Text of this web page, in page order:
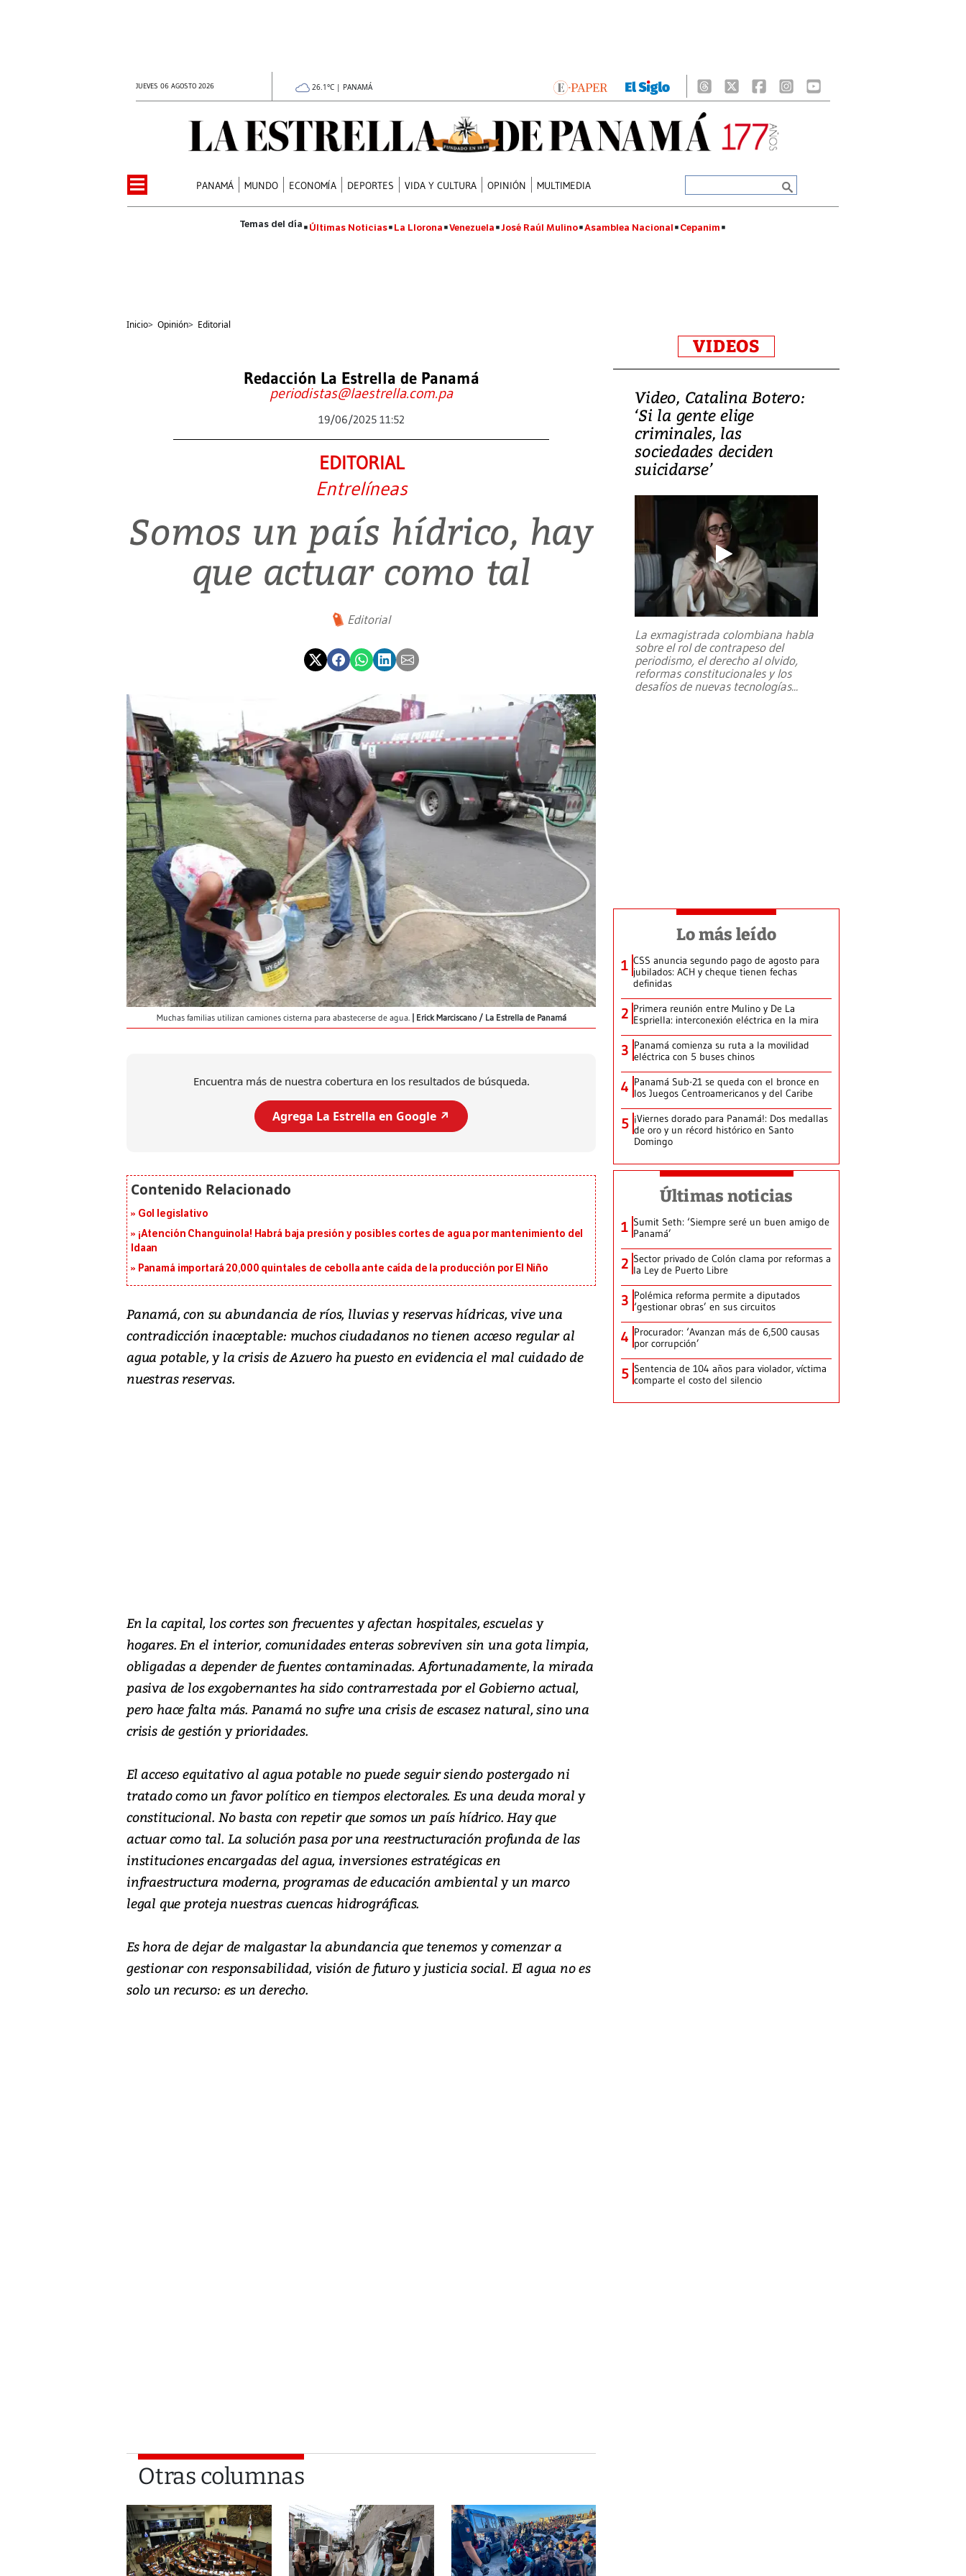
JUEVES 06 AGOSTO 2026 26.1°C | PANAMÁ
PANAMÁ MUNDO ECONOMÍA DEPORTES VIDA Y CULTURA OPINIÓN MULTIMEDIA
Últimas Noticias La Llorona Venezuela José Raúl Mulino Asamblea Nacional Cepanim
Inicio> Opinión> Editorial
Redacción La Estrella de Panamá
periodistas@laestrella.com.pa
19/06/2025 11:52
EDITORIAL
Entrelíneas
Somos un país hídrico, hay
que actuar como tal
Editorial
Muchas familias utilizan camiones cisterna para abastecerse de agua. Erick Marciscano / La Estrella de Panamá
Encuentra más de nuestra cobertura en los resultados de búsqueda.
Agrega La Estrella en Google ↗️
Gol legislativo
¡Atención Changuinola! Habrá baja presión y posibles cortes de agua por mantenimiento del
Idaan
Panamá importará 20,000 quintales de cebolla ante caída de la producción por El Niño
Panamá, con su abundancia de ríos, lluvias y reservas hídricas, vive una
contradicción inaceptable: muchos ciudadanos no tienen acceso regular al
agua potable, y la crisis de Azuero ha puesto en evidencia el mal cuidado de
nuestras reservas.
En la capital, los cortes son frecuentes y afectan hospitales, escuelas y
hogares. En el interior, comunidades enteras sobreviven sin una gota limpia,
obligadas a depender de fuentes contaminadas. Afortunadamente, la mirada
pasiva de los exgobernantes ha sido contrarrestada por el Gobierno actual,
pero hace falta más. Panamá no sufre una crisis de escasez natural, sino una
crisis de gestión y prioridades.
El acceso equitativo al agua potable no puede seguir siendo postergado ni
tratado como un favor político en tiempos electorales. Es una deuda moral y
constitucional. No basta con repetir que somos un país hídrico. Hay que
actuar como tal. La solución pasa por una reestructuración profunda de las
instituciones encargadas del agua, inversiones estratégicas en
infraestructura moderna, programas de educación ambiental y un marco
legal que proteja nuestras cuencas hidrográficas.
Es hora de dejar de malgastar la abundancia que tenemos y comenzar a
gestionar con responsabilidad, visión de futuro y justicia social. El agua no es
solo un recurso: es un derecho.
Otras columnas
VIDEOS
Video, Catalina Botero:
‘Si la gente elige
criminales, las
sociedades deciden
suicidarse’
La exmagistrada colombiana habla
sobre el rol de contrapeso del
periodismo, el derecho al olvido,
reformas constitucionales y los
desafíos de nuevas tecnologías...
Lo más leído
1 CSS anuncia segundo pago de agosto para
jubilados: ACH y cheque tienen fechas
definidas
2 Primera reunión entre Mulino y De La
Espriella: interconexión eléctrica en la mira
3 Panamá comienza su ruta a la movilidad
eléctrica con 5 buses chinos
4 Panamá Sub-21 se queda con el bronce en
los Juegos Centroamericanos y del Caribe
5 ¡Viernes dorado para Panamá!: Dos medallas
de oro y un récord histórico en Santo
Domingo
Últimas noticias
1 Sumit Seth: ‘Siempre seré un buen amigo de
Panamá’
2 Sector privado de Colón clama por reformas a
la Ley de Puerto Libre
3 Polémica reforma permite a diputados
‘gestionar obras’ en sus circuitos
4 Procurador: ‘Avanzan más de 6,500 causas
por corrupción’
5 Sentencia de 104 años para violador, víctima
comparte el costo del silencio